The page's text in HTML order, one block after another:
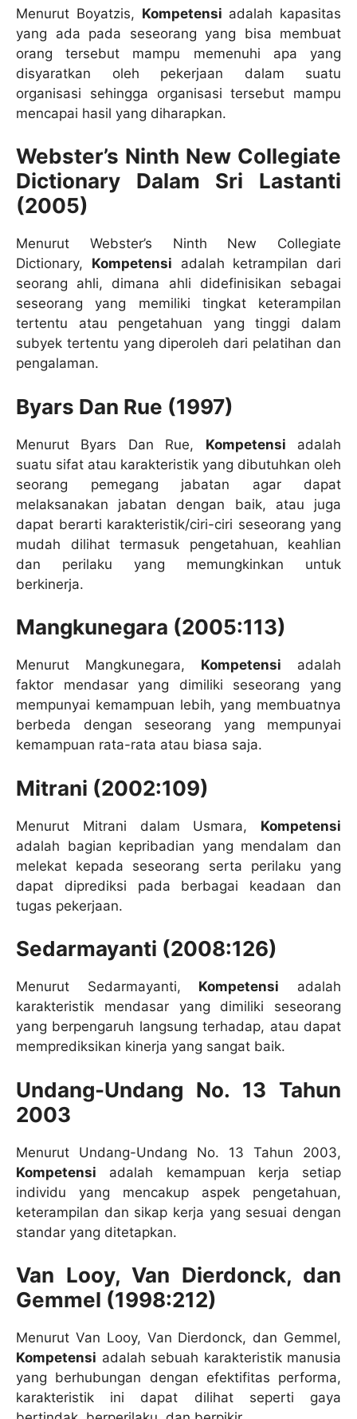
Menurut Boyatzis, Kompetensi adalah kapasitas
yang ada pada seseorang yang bisa membuat
orang tersebut mampu memenuhi apa yang
disyaratkan oleh pekerjaan dalam suatu
organisasi sehingga organisasi tersebut mampu
mencapai hasil yang diharapkan.
Webster’s Ninth New Collegiate
Dictionary Dalam Sri Lastanti
(2005)
Menurut Webster’s Ninth New Collegiate
Dictionary, Kompetensi adalah ketrampilan dari
seorang ahli, dimana ahli didefinisikan sebagai
seseorang yang memiliki tingkat keterampilan
tertentu atau pengetahuan yang tinggi dalam
subyek tertentu yang diperoleh dari pelatihan dan
pengalaman.
Byars Dan Rue (1997)
Menurut Byars Dan Rue, Kompetensi adalah
suatu sifat atau karakteristik yang dibutuhkan oleh
seorang pemegang jabatan agar dapat
melaksanakan jabatan dengan baik, atau juga
dapat berarti karakteristik/ciri-ciri seseorang yang
mudah dilihat termasuk pengetahuan, keahlian
dan perilaku yang memungkinkan untuk
berkinerja.
Mangkunegara (2005:113)
Menurut Mangkunegara, Kompetensi adalah
faktor mendasar yang dimiliki seseorang yang
mempunyai kemampuan lebih, yang membuatnya
berbeda dengan seseorang yang mempunyai
kemampuan rata-rata atau biasa saja.
Mitrani (2002:109)
Menurut Mitrani dalam Usmara, Kompetensi
adalah bagian kepribadian yang mendalam dan
melekat kepada seseorang serta perilaku yang
dapat diprediksi pada berbagai keadaan dan
tugas pekerjaan.
Sedarmayanti (2008:126)
Menurut Sedarmayanti, Kompetensi adalah
karakteristik mendasar yang dimiliki seseorang
yang berpengaruh langsung terhadap, atau dapat
memprediksikan kinerja yang sangat baik.
Undang-Undang No. 13 Tahun
2003
Menurut Undang-Undang No. 13 Tahun 2003,
Kompetensi adalah kemampuan kerja setiap
individu yang mencakup aspek pengetahuan,
keterampilan dan sikap kerja yang sesuai dengan
standar yang ditetapkan.
Van Looy, Van Dierdonck, dan
Gemmel (1998:212)
Menurut Van Looy, Van Dierdonck, dan Gemmel,
Kompetensi adalah sebuah karakteristik manusia
yang berhubungan dengan efektifitas performa,
karakteristik ini dapat dilihat seperti gaya